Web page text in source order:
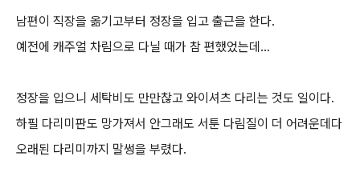
남편이 직장을 옮기고부터 정장을 입고 출근을 한다.
예전에 캐주얼 차림으로 다닐 때가 참 편했었는데...
정장을 입으니 세탁비도 만만찮고 와이셔츠 다리는 것도 일이다.
하필 다리미판도 망가져서 안그래도 서툰 다림질이 더 어려운데다
오래된 다리미까지 말썽을 부렸다.